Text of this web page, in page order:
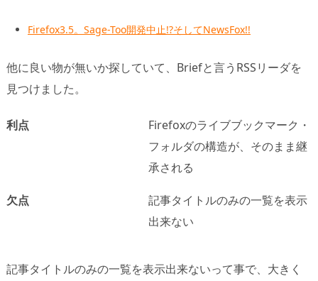
Firefox3.5。Sage-Too開発中止!?そしてNewsFox!!
他に良い物が無いか探していて、Briefと言うRSSリーダを
見つけました。
利点
Firefoxのライブブックマーク・
フォルダの構造が、そのまま継
承される
欠点
記事タイトルのみの一覧を表示
出来ない
記事タイトルのみの一覧を表示出来ないって事で、大きく